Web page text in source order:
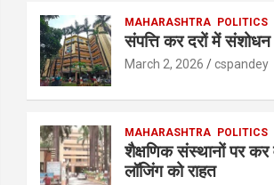
MAHARASHTRA POLITICS
संपत्ति कर दरों में संशोधन
March 2, 2026 cspandey
MAHARASHTRA POLITICS
शैक्षणिक संस्थानों पर कर
लॉजिंग को राहत